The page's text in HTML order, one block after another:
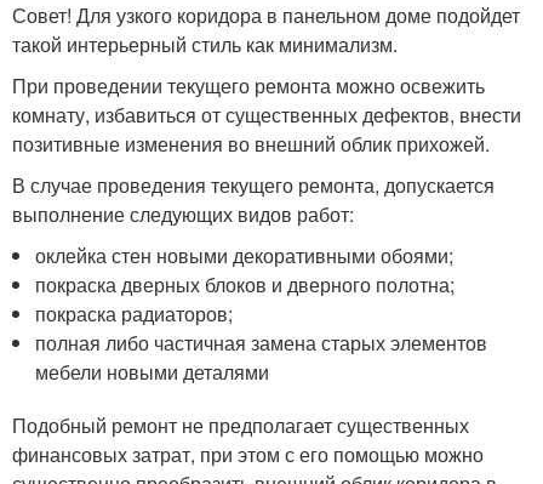
Совет! Для узкого коридора в панельном доме подойдет
такой интерьерный стиль как минимализм.
При проведении текущего ремонта можно освежить
комнату, избавиться от существенных дефектов, внести
позитивные изменения во внешний облик прихожей.
В случае проведения текущего ремонта, допускается
выполнение следующих видов работ:
оклейка стен новыми декоративными обоями;
покраска дверных блоков и дверного полотна;
покраска радиаторов;
полная либо частичная замена старых элементов
мебели новыми деталями
Подобный ремонт не предполагает существенных
финансовых затрат, при этом с его помощью можно